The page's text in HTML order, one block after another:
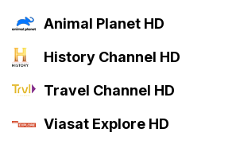
Animal Planet HD
History Channel HD
Travel Channel HD
Viasat Explore HD